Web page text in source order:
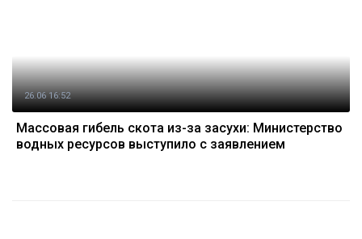
26.06 16:52
Массовая гибель скота из-за засухи: Министерство
водных ресурсов выступило с заявлением